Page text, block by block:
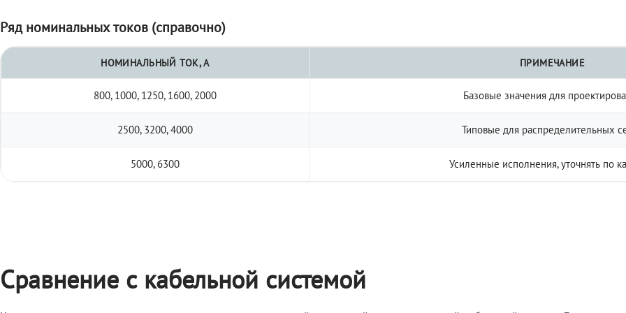
Ряд номинальных токов (справочно)
НОМИНАЛЬНЫЙ ТОК, А ПРИМЕЧАНИЕ
800, 1000, 1250, 1600, 2000 Базовые значения для
2500, 3200, 4000 Типовые для распределительных
5000, 6300 Усиленные исполнения, уточнять по
Сравнение с кабельной системой